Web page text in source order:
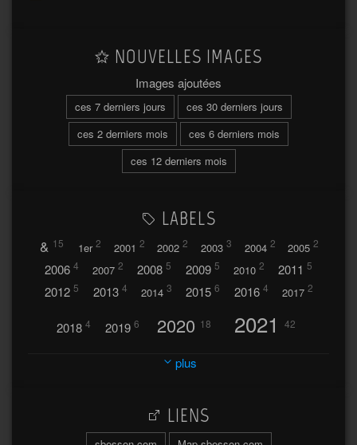
NOUVELLES IMAGES
Images ajoutées
ces 7 derniers jours
ces 30 derniers jours
ces 2 derniers mois
ces 6 derniers mois
ces 12 derniers mois
LABELS
& 15 1er 2 2001 2 2002 2 2003 3 2004 2 2005 2
2006 4 2007 2 2008 5 2009 5 2010 2 2011 5
2012 5 2013 4 2014 3 2015 6 2016 4 2017 2
2018 4 2019 6 2020 18 2021 42
2023 32
2026
A travers l'hublot 17 Abländschen 3
plus
LIENS